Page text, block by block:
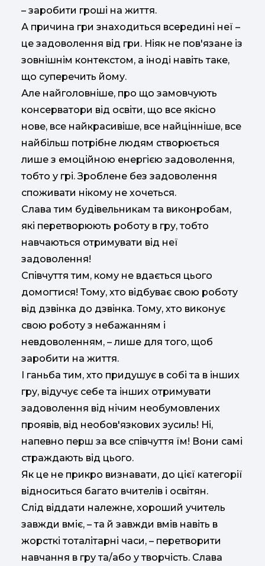
– заробити гроші на життя.
А причина гри знаходиться всередині неї –
це задоволення від гри. Ніяк не пов'язане із
зовнішнім контекстом, а іноді навіть таке,
що суперечить йому.
Але найголовніше, про що замовчують
консерватори від освіти, що все якісно
нове, все найкрасивіше, все найцінніше, все
найбільш потрібне людям створюється
лише з емоційною енергією задоволення,
тобто у грі. Зроблене без задоволення
споживати нікому не хочеться.
Слава тим будівельникам та виконробам,
які перетворюють роботу в гру, тобто
навчаються отримувати від неї
задоволення!
Співчуття тим, кому не вдається цього
домогтися! Тому, хто відбуває свою роботу
від дзвінка до дзвінка. Тому, хто виконує
свою роботу з небажанням і
невдоволенням, – лише для того, щоб
заробити на життя.
І ганьба тим, хто придушує в собі та в інших
гру, відучує себе та інших отримувати
задоволення від нічим необумовлених
проявів, від необов'язкових зусиль! Ні,
напевно перш за все співчуття їм! Вони самі
страждають від цього.
Як це не прикро визнавати, до цієї категорії
відноситься багато вчителів і освітян.
Слід віддати належне, хороший учитель
завжди вміє, – та й завжди вмів навіть в
жорсткі тоталітарні часи, – перетворити
навчання в гру та/або у творчість. Слава